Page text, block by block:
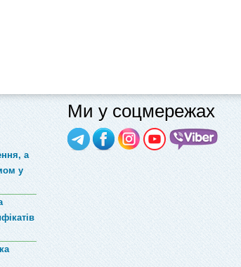
а
у
Ми у соцмережах